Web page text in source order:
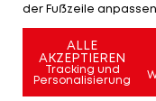
der Fußzeile anpassen.
ALLE
AKZEPTIEREN
Tracking und
Personalisierung